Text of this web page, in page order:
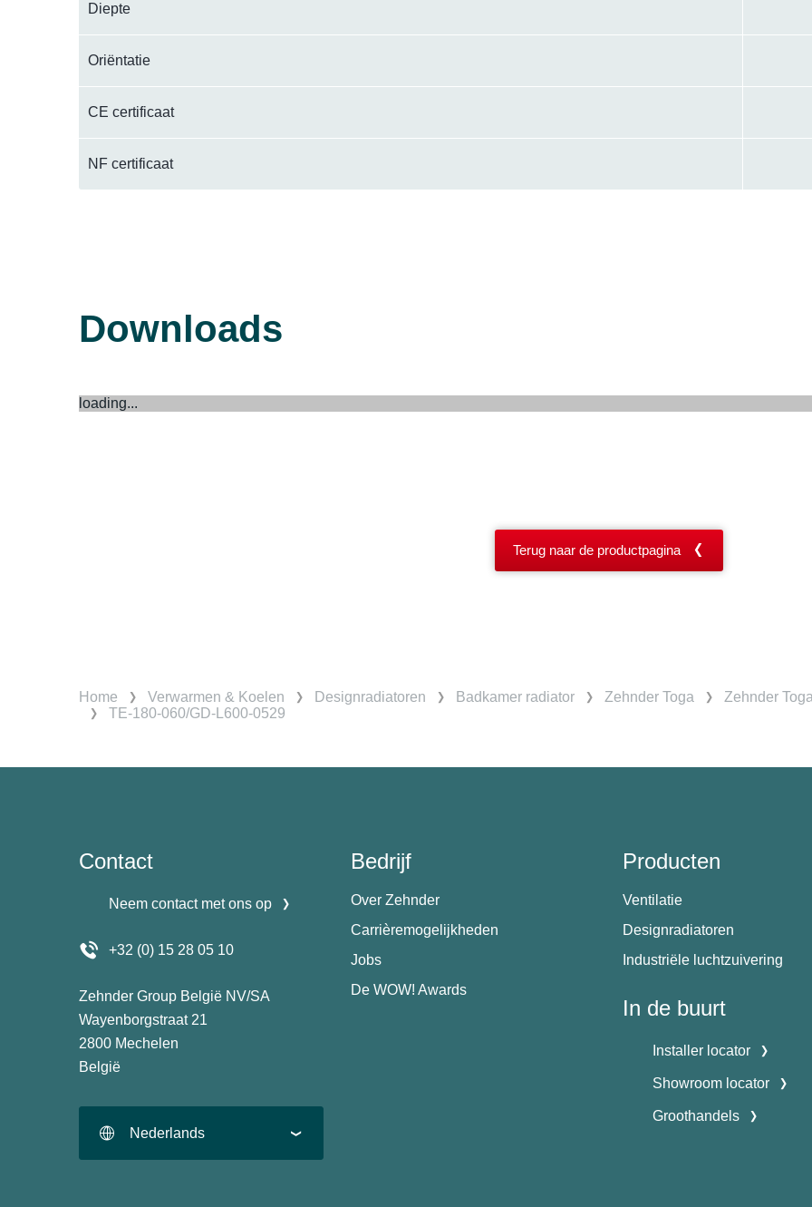
Diepte
Oriëntatie
CE certificaat
NF certificaat
Downloads
loading...
Terug naar de productpagina
Home Verwarmen & Koelen Designradiatoren Badkamer radiator Zehnder Toga
Zehnder
TE-180-060/GD-L600-0529
Contact
Neem contact met ons op
+32 (0) 15 28 05 10
Zehnder Group België NV/SA
Wayenborgstraat 21
2800 Mechelen
België
Nederlands
Bedrijf
Over Zehnder
Carrièremogelijkheden
Jobs
De WOW! Awards
Producten
Ventilatie
Designradiatoren
Industriële luchtzuivering
In de buurt
Installer locator
Showroom locator
Groothandels